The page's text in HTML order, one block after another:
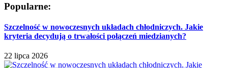
Popularne:
Szczelność w nowoczesnych układach chłodniczych. Jakie
kryteria decydują o trwałości połączeń miedzianych?
22 lipca 2026